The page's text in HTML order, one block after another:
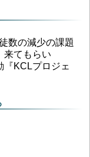
数の減少の課題
来てもらい
『KCLプロジェ